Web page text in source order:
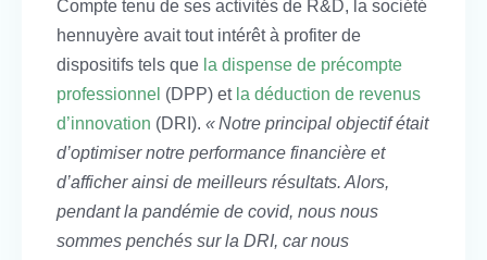
Compte tenu de ses activités de R&D, la société
hennuyère avait tout intérêt à profiter de
dispositifs tels que la dispense de précompte
professionnel (DPP) et la déduction de revenus
d’innovation (DRI). « Notre principal objectif était
d’optimiser notre performance financière et
d’afficher ainsi de meilleurs résultats. Alors,
pendant la pandémie de covid, nous nous
sommes penchés sur la DRI, car nous